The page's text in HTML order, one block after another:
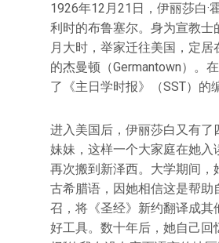
1926年12月21日，伊丽莎白·
利时的布鲁塞尔。身为宣教士
月大时，举家迁往美国，定居
的杰曼顿（Germantown）。
了《主日学时报》（SST）的
进入美国后，伊丽莎白又有了
妹妹，这样一个大家庭在她入
再次搬到新泽西。大学期间，
古希腊语，因她相信这是帮助
召，将《圣经》新约翻译成其
好工具。数十年后，她自己回